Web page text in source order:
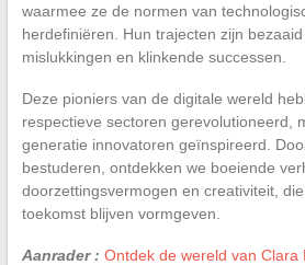
waarmee ze de normen van
herdefiniëren. Hun trajecten zijn bezaaid
mislukkingen en klinkende successen.
Deze pioniers van de digitale wereld
respectieve sectoren gerevolutioneerd,
generatie innovatoren geïnspireerd.
bestuderen, ontdekken we boeiende
doorzettingsvermogen en creativiteit,
toekomst blijven vormgeven.
Aanrader : Ontdek de wereld van Clara